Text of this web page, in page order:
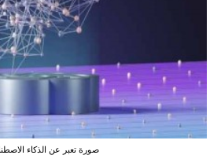
صورة تعبر عن الذكاء